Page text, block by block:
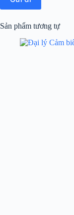
Sản phẩm tương tự